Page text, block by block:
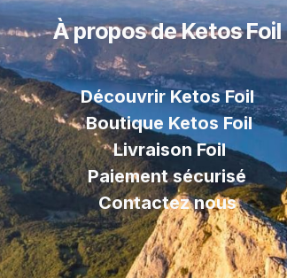
À propos de Ketos Foil
Découvrir Ketos Foil
Boutique Ketos Foil
LivraisonFoil
Paiement sécurisé
Contactez nous